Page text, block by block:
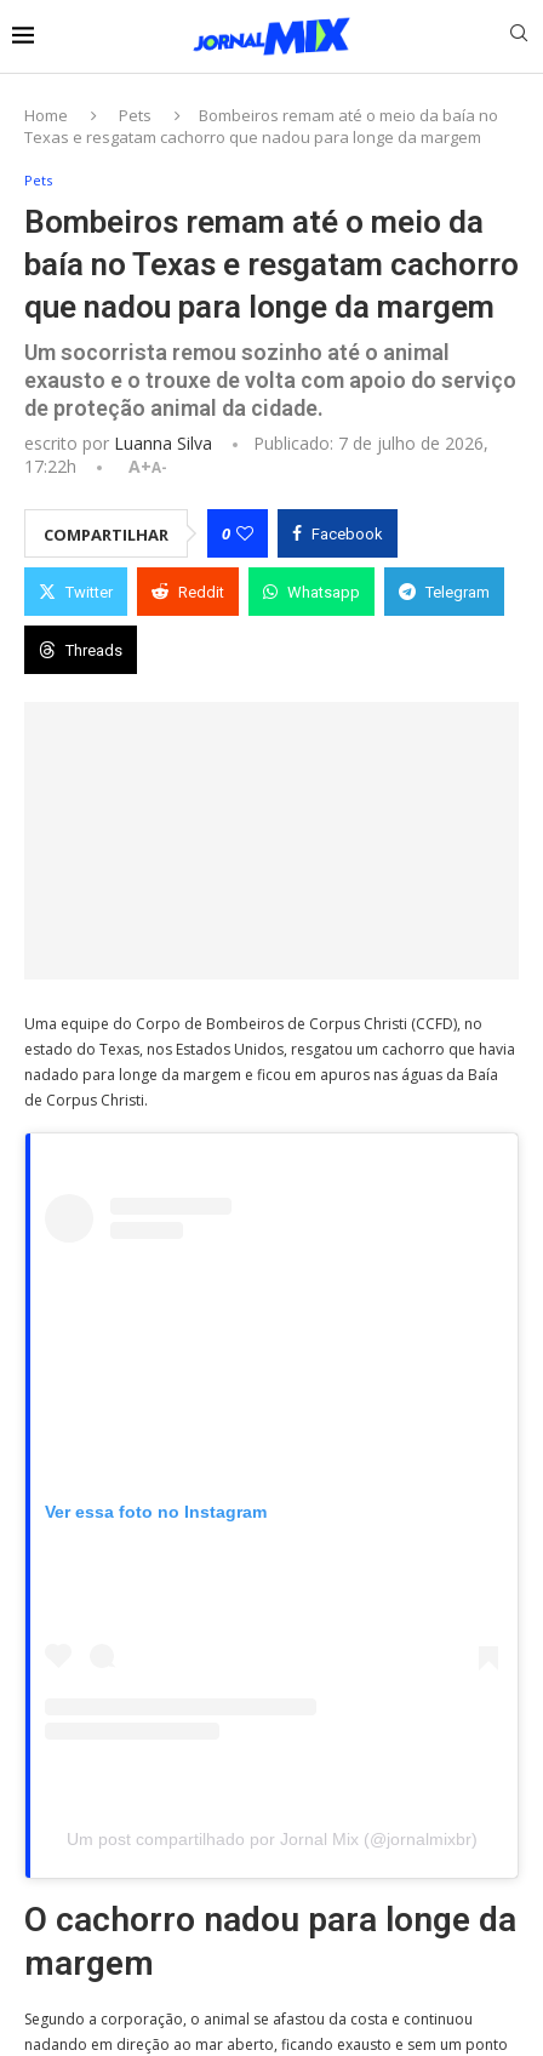
Home Pets
Bombeiros remam até o meio da baía no
Texas e resgatam cachorro que nadou para longe da margem
Pets
Bombeiros remam até o meio da
baía no Texas e resgatam cachorro
que nadou para longe da margem
Um socorrista remou sozinho até o animal
exausto e o trouxe de volta com apoio do serviço
de proteção animal da cidade.
escrito por Luanna Silva Publicado: 7 de julho de 2026,
17:22h
A+A-
COMPARTILHAR 0 Facebook
Twitter Reddit Whatsapp Telegram
Threads
Uma equipe do Corpo de Bombeiros de Corpus Christi (CCFD), no
estado do Texas, nos Estados Unidos, resgatou um cachorro que havia
nadado para longe da margem e ficou em apuros nas águas da Baía
de Corpus Christi.
Ver essa foto no Instagram
Um post compartilhado por Jornal Mix (@jornalmixbr)
O cachorro nadou para longe da
margem
Segundo a corporação, o animal se afastou da costa e continuou
nadando em direção ao mar aberto, ficando exausto e sem um ponto